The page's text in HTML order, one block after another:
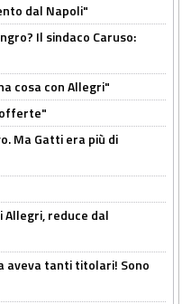
dal Napoli"
Il sindaco Caruso:
cosa con Allegri"
offerte"
Ma Gatti era più di
reduce dal
aveva tanti titolari! Sono